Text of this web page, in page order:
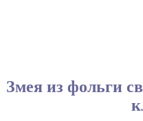
Змея из фольги